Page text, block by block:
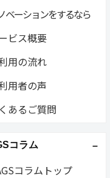
ベーションをするなら
ビス概要
用の流れ
用者の声
あるご質問
コラム
コラムトップ